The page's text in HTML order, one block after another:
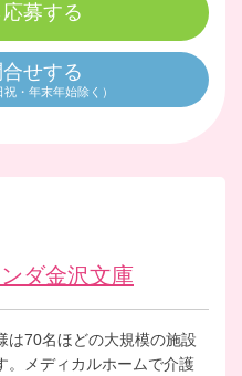
募する
せする
・年末年始除く）
ダ金沢文庫
は70名ほどの大規模の施設
。メディカルホームで介護